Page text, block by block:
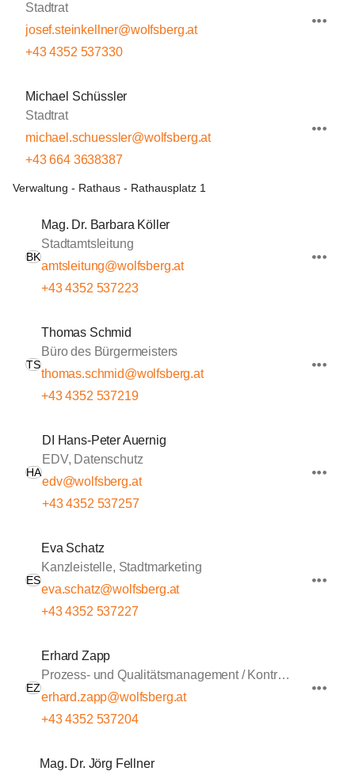
Stadtrat
josef.steinkellner@wolfsberg.at
+43 4352 537330
Michael Schüssler
Stadtrat
michael.schuessler@wolfsberg.at
+43 664 3638387
Verwaltung - Rathaus - Rathausplatz 1
BK
Mag. Dr. Barbara Köller
Stadtamtsleitung
amtsleitung@wolfsberg.at
+43 4352 537223
TS
Thomas Schmid
Büro des Bürgermeisters
thomas.schmid@wolfsberg.at
+43 4352 537219
HA
DI Hans-Peter Auernig
EDV, Datenschutz
edv@wolfsberg.at
+43 4352 537257
ES
Eva Schatz
Kanzleistelle, Stadtmarketing
eva.schatz@wolfsberg.at
+43 4352 537227
EZ
Erhard Zapp
Prozess- und Qualitätsmanagement / Kontrolle
erhard.zapp@wolfsberg.at
+43 4352 537204
Mag. Dr. Jörg Fellner